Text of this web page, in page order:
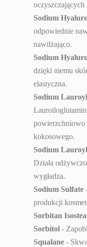
Sodium
odpowiednie
nawilżająco.
Sodium
dzięki niemu
elastyczna.
Sodium
powierzchniowo
kokosowego.
Sodium
Działa
wygładza.
Sodium Sulfate
produkcji
Sorbitan
Sorbitol -
Squalane -